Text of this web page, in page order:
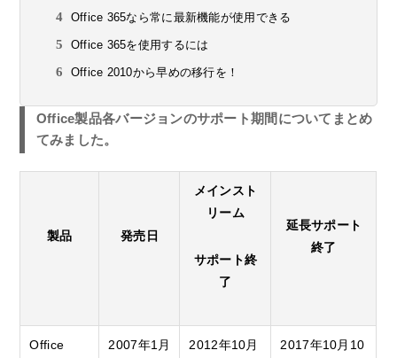
Office 365なら常に最新機能が使用できる
Office 365を使用するには
Office 2010から早めの移行を！
Office製品各バージョンのサポート期間についてまとめ
てみました。
製品 発売日
メインスト
リーム
サポート終
了
延長サポート
終了
Office
2007年1月
2012年10月
2017年10月10